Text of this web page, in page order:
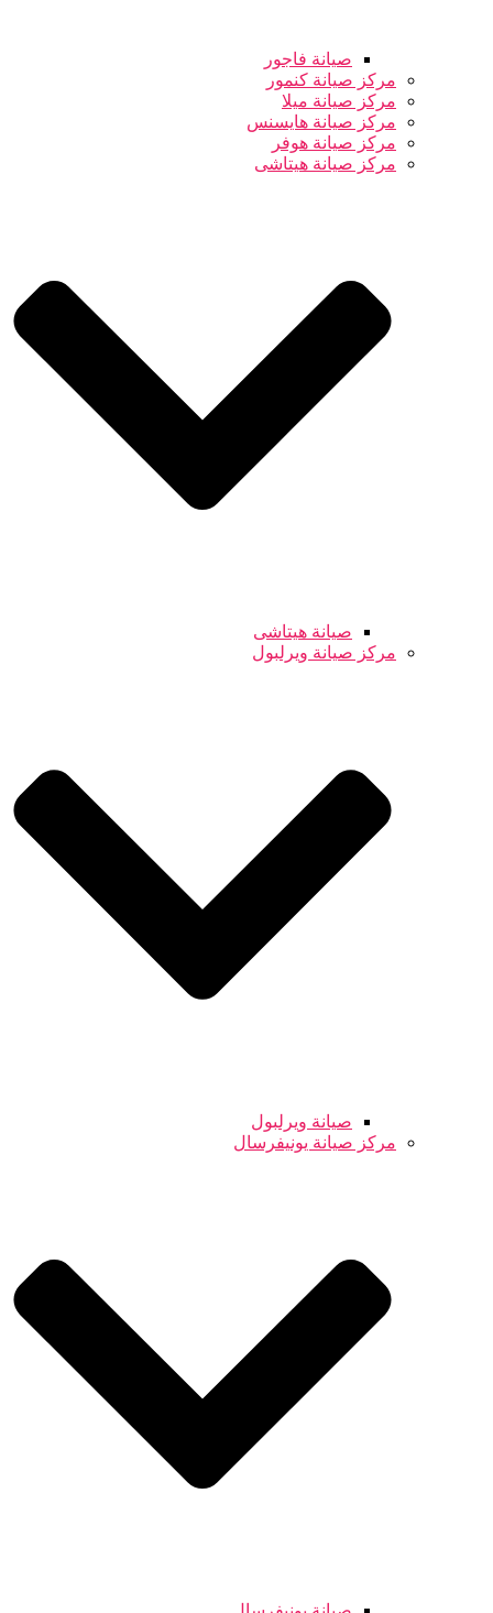
صيانة فاجور
مركز صيانة كنمور
مركز صيانة ميلا
مركز صيانة هايسنس
مركز صيانة هوفر
مركز صيانة هيتاشى
صيانة هيتاشى
مركز صيانة ويرلبول
صيانة ويرلبول
مركز صيانة يونيفرسال